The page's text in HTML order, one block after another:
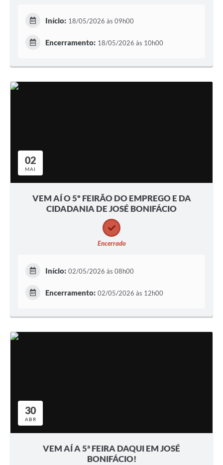
Início: 18/05/2026 às 09h00
Encerramento: 18/05/2026 às 10h00
02
MAI
VEM AÍ O 5º FEIRÃO DO EMPREGO E DA
CIDADANIA DE JOSÉ BONIFÁCIO
Encerrado
Início: 02/05/2026 às 08h00
Encerramento: 02/05/2026 às 12h00
30
ABR
VEM AÍ A 5ª FEIRA DAQUI EM JOSÉ
BONIFÁCIO!